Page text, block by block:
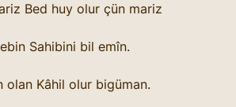
Bed huy olur çün mariz
Sahibini bil emîn.
olan Kâhil olur bigüman.